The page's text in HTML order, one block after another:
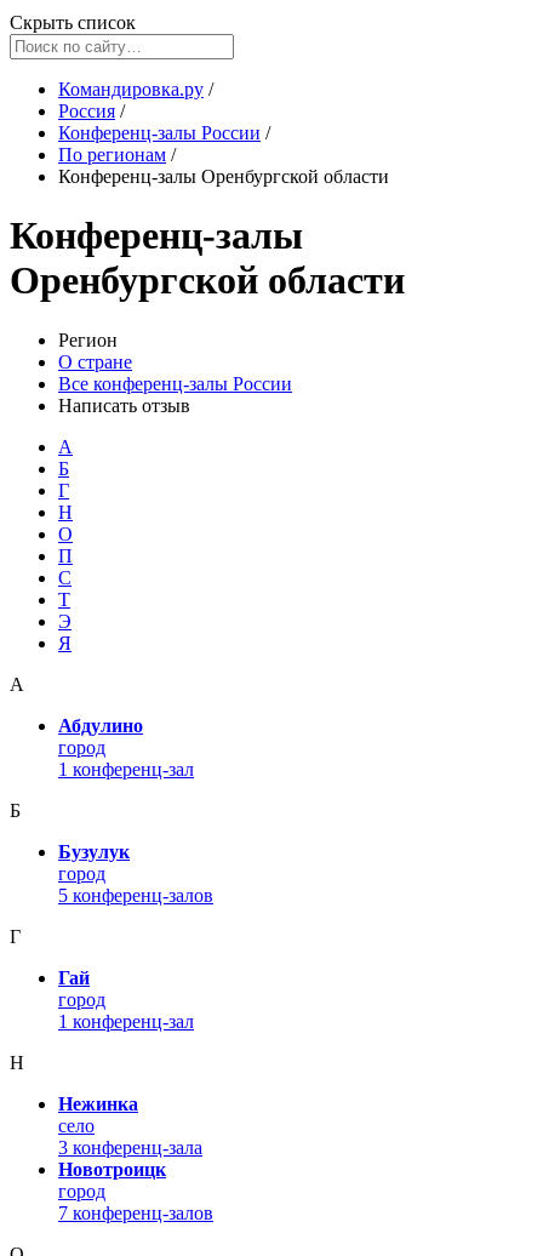
Скрыть список
Командировка.ру /
Россия /
Конференц-залы России /
По регионам /
Конференц-залы Оренбургской области
Конференц-залы
Оренбургской области
Регион
О стране
Все конференц-залы России
Написать отзыв
А
Б
Г
Н
О
П
С
Т
Э
Я
А
Абдулино
город
1 конференц-зал
Б
Бузулук
город
5 конференц-залов
Г
Гай
город
1 конференц-зал
Н
Нежинка
село
3 конференц-зала
Новотроицк
город
7 конференц-залов